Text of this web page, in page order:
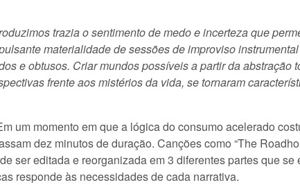
trazia o sentimento de medo e incerteza que
materialidade de sessões de improviso
e obtusos. Criar mundos possíveis a partir da abstração
frente aos mistérios da vida, se tornaram
um momento em que a lógica do consumo acelerado
dez minutos de duração. Canções como “The
ser editada e reorganizada em 3 diferentes partes que se
responde às necessidades de cada narrativa.